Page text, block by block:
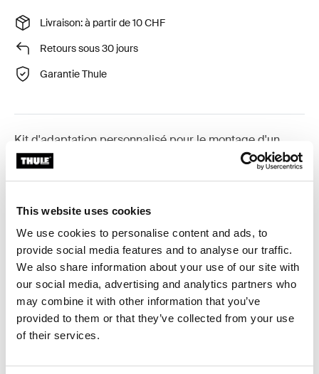
This website uses cookies
We use cookies to personalise content and ads, to
provide social media features and to analyse our traffic.
We also share information about your use of our site with
our social media, advertising and analytics partners who
may combine it with other information that you’ve
provided to them or that they’ve collected from your use
of their services.
Livraison: à partir de 10 CHF
Retours sous 30 jours
Garantie Thule
Kit d'adaptation personnalisé pour le montage d'un
système de porte-charge Thule sur une large sélection
de véhicules.
Toggle techspec
Caractéristiques techniques
Toggle guides and instructions
Instructions